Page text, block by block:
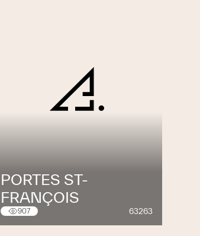
PORTES ST-
FRANÇOIS
907 63263